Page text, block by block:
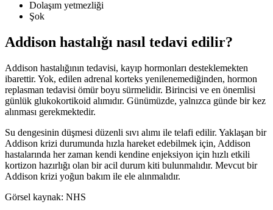
Dolaşım yetmezliği
Şok
Addison hastalığı nasıl tedavi edilir?
Addison hastalığının tedavisi, kayıp hormonları desteklemekten
ibarettir. Yok, edilen adrenal korteks yenilenemediğinden, hormon
replasman tedavisi ömür boyu sürmelidir. Birincisi ve en önemlisi
günlük glukokortikoid alımıdır. Günümüzde, yalnızca günde bir kez
alınması gerekmektedir.
Su dengesinin düşmesi düzenli sıvı alımı ile telafi edilir. Yaklaşan bir
Addison krizi durumunda hızla hareket edebilmek için, Addison
hastalarında her zaman kendi kendine enjeksiyon için hızlı etkili
kortizon hazırlığı olan bir acil durum kiti bulunmalıdır. Mevcut bir
Addison krizi yoğun bakım ile ele alınmalıdır.
Görsel kaynak: NHS